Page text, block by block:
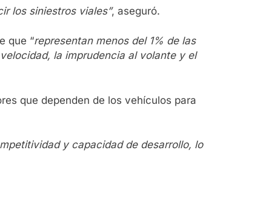
los siniestros viales”, aseguró.
que “representan menos del 1% de las
la imprudencia al volante y el
que dependen de los vehículos para
y capacidad de desarrollo, lo